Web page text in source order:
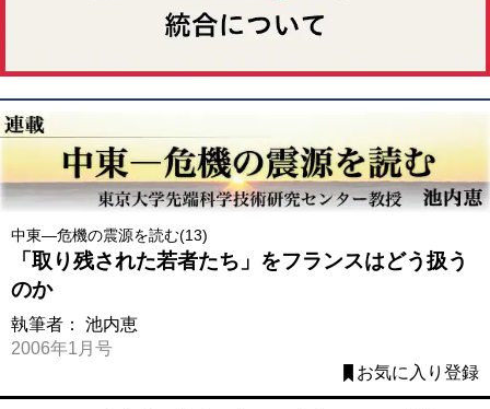
中東―危機の震源を読む(13)
「取り残された若者たち」をフランスはどう扱う
のか
執筆者： 池内恵
2006年1月号
お気に入り登録